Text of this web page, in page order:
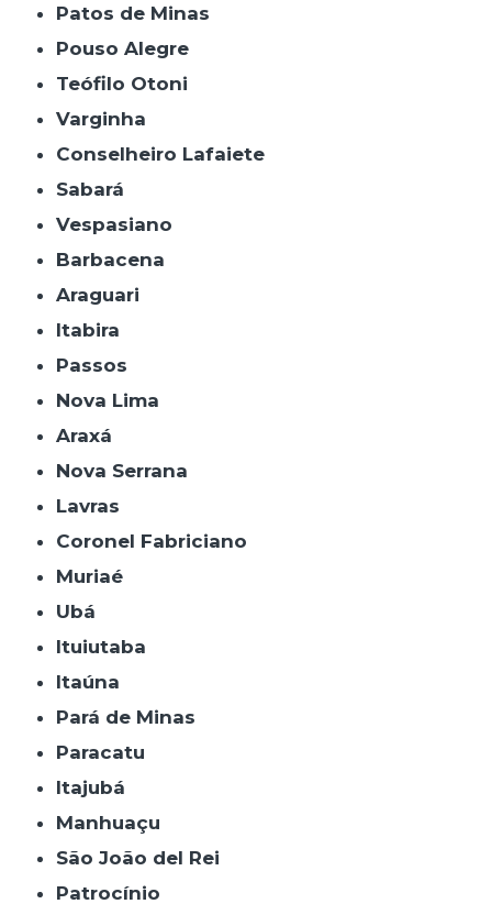
Patos de Minas
Pouso Alegre
Teófilo Otoni
Varginha
Conselheiro Lafaiete
Sabará
Vespasiano
Barbacena
Araguari
Itabira
Passos
Nova Lima
Araxá
Nova Serrana
Lavras
Coronel Fabriciano
Muriaé
Ubá
Ituiutaba
Itaúna
Pará de Minas
Paracatu
Itajubá
Manhuaçu
São João del Rei
Patrocínio